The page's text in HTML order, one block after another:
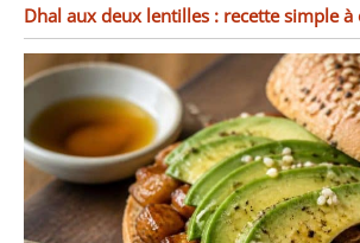
Dhal aux deux lentilles : recette simple à